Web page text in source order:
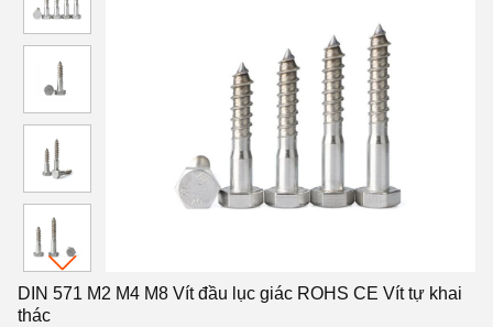
DIN 571 M2 M4 M8 Vít đầu lục giác ROHS CE Vít tự khai
thác